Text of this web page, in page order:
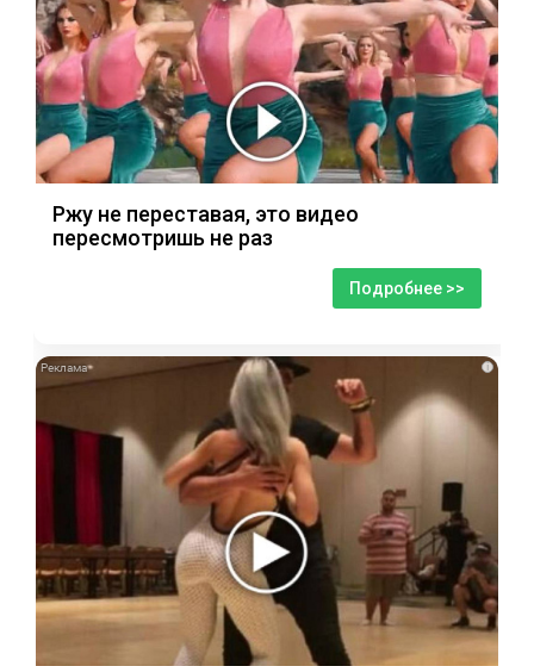
Ржу не переставая, это видео
пересмотришь не раз
Подробнее >>
i